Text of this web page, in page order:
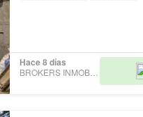
Hace 8 días
BROKERS INMOBILIARIOS